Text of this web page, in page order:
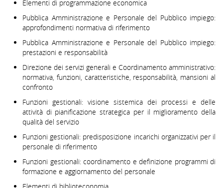
Elementi di programmazione economica
Pubblica Amministrazione e Personale del Pubblico impiego:
approfondimenti normativa di riferimento
Pubblica Amministrazione e Personale del Pubblico impiego:
prestazioni e responsabilità
Direzione dei servizi generali e Coordinamento amministrativo:
normativa, funzioni, caratteristiche, responsabilità, mansioni al
confronto
Funzioni gestionali: visione sistemica dei processi e delle
attività di pianificazione strategica per il miglioramento della
qualità del servizio
Funzioni gestionali: predisposizione incarichi organizzativi per il
personale di riferimento
Funzioni gestionali: coordinamento e definizione programmi di
formazione e aggiornamento del personale